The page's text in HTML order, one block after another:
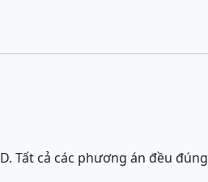
D. Tất cả các phương án đều đúng